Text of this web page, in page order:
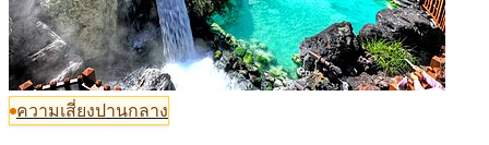
ความเสี่ยงปานกลาง